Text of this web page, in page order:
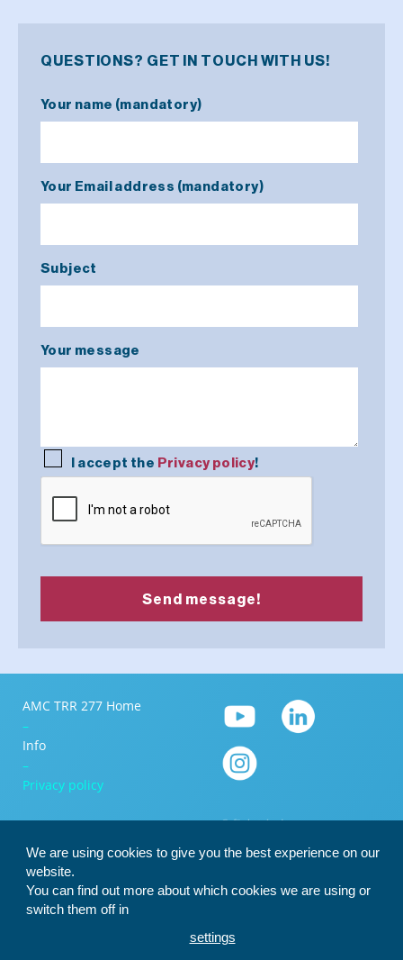
QUESTIONS? GET IN TOUCH WITH US!
Your name (mandatory)
Your Email address (mandatory)
Subject
Your message
I accept the Privacy policy!
AMC TRR 277 Home
–
Info
–
Privacy policy
We are using cookies to give you the best experience on our
website.
You can find out more about which cookies we are using or
switch them off in
settings